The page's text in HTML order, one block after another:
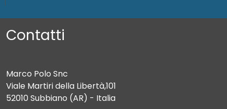
Contatti
Marco Polo Snc
Viale Martiri della Libertà,101
52010 Subbiano (AR) - Italia